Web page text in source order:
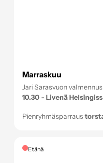
Marraskuu
Jari Sarasvuon valmennus
10.30 - Livenä
Pienryhmäsparraus
Etänä